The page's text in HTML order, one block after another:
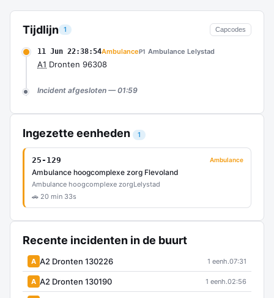
Tijdlijn 1 Capcodes
11 Jun 22:38:54AmbulanceP1 Ambulance Lelystad
A1 Dronten 96308
Incident afgesloten — 01:59
Ingezette eenheden 1
25-129 Ambulance
Ambulance hoogcomplexe zorg Flevoland
Ambulance hoogcomplexe zorgLelystad
🚗 20 min 33s
Recente incidenten in de buurt
A A2 Dronten 130226 1 eenh.07:31
A A2 Dronten 130190 1 eenh.02:56